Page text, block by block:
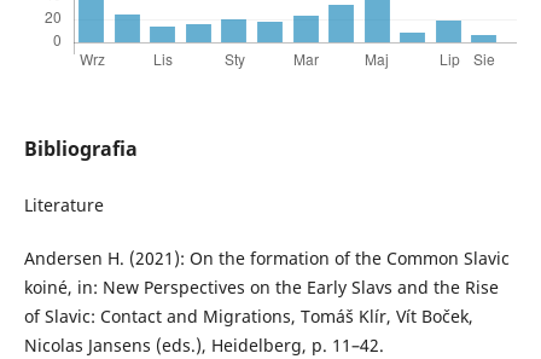
Bibliografia
Literature
Andersen H. (2021): On the formation of the Common Slavic
koiné, in: New Perspectives on the Early Slavs and the Rise
of Slavic: Contact and Migrations, Tomáš Klír, Vít Boček,
Nicolas Jansens (eds.), Heidelberg, p. 11–42.